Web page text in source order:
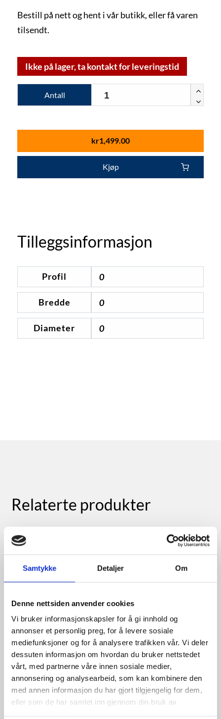
Samtykke Detaljer Om
Denne nettsiden anvender cookies
Vi bruker informasjonskapsler for å gi innhold og
annonser et personlig preg, for å levere sosiale
mediefunksjoner og for å analysere trafikken vår. Vi deler
dessuten informasjon om hvordan du bruker nettstedet
vårt, med partnerne våre innen sosiale medier,
annonsering og analysearbeid, som kan kombinere den
med annen informasjon du har gjort tilgjengelig for dem,
eller som de har samlet inn gjennom din bruk av
Bestill på nett og hent i vår butikk, eller få varen
tilsendt.
Ikke på lager, ta kontakt for leveringstid
Antall
kr1,499.00
Kjøp
Tilleggsinformasjon
Profil 0
Bredde 0
Diameter 0
Relaterte produkter
HJELPESTARTKABEL
25KV.240A 3m | M/EL.BESK.